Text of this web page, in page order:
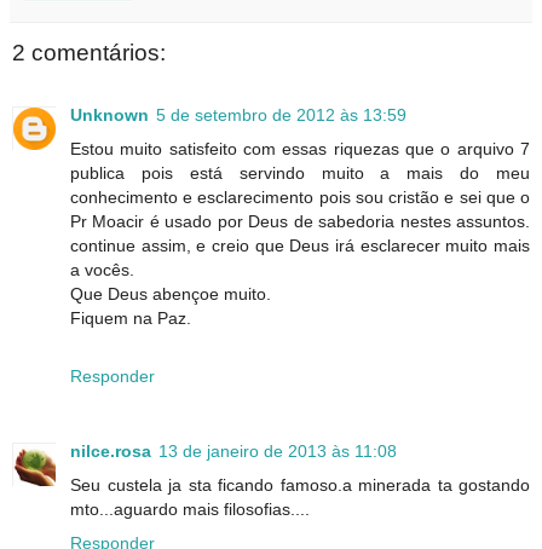
2 comentários:
Unknown 5 de setembro de 2012 às 13:59
Estou muito satisfeito com essas riquezas que o arquivo 7
publica pois está servindo muito a mais do meu
conhecimento e esclarecimento pois sou cristão e sei que o
Pr Moacir é usado por Deus de sabedoria nestes assuntos.
continue assim, e creio que Deus irá esclarecer muito mais
a vocês.
Que Deus abençoe muito.
Fiquem na Paz.
Responder
nilce.rosa 13 de janeiro de 2013 às 11:08
Seu custela ja sta ficando famoso.a minerada ta gostando
mto...aguardo mais filosofias....
Responder